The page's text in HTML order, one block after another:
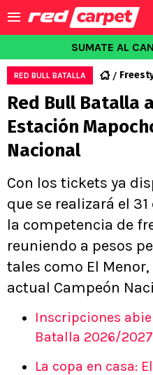
SUMATE AL
RED BULL BATALLA
Red Bull Batalla
Estación
Nacional
Con los tickets ya
que se realizará el
la competencia de
reuniendo a pesos
tales como El Menor,
actual Campeón
Inscripciones
Batalla 2026/2027
La copa en casa: